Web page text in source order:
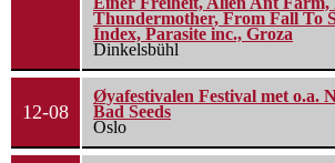
Thundermother, From Fall To
Index, Parasite inc., Groza
Dinkelsbühl
12-08
Øyafestivalen Festival met o.a.
Bad Seeds
Oslo